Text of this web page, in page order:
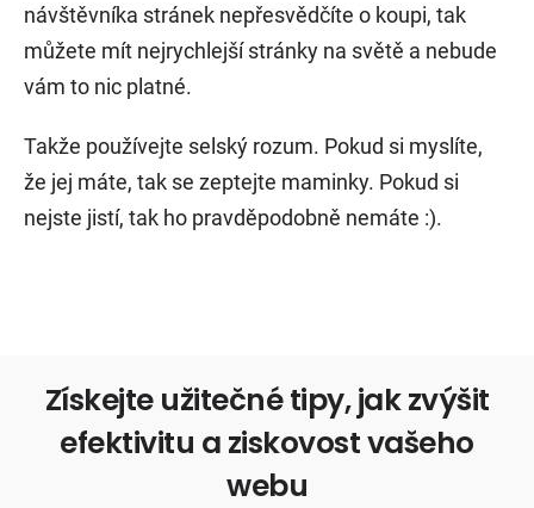
návštěvníka stránek nepřesvědčíte o koupi, tak
můžete mít nejrychlejší stránky na světě a nebude
vám to nic platné.
Takže používejte selský rozum. Pokud si myslíte,
že jej máte, tak se zeptejte maminky. Pokud si
nejste jistí, tak ho pravděpodobně nemáte :).
Získejte užitečné tipy, jak zvýšit
efektivitu a ziskovost vašeho
webu